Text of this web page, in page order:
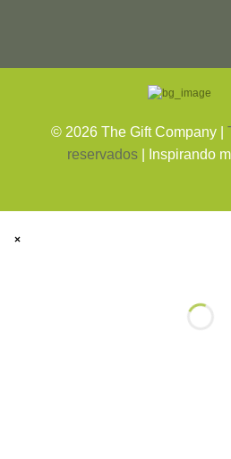
© 2026The Gift Company |
reservados
| Inspirando
×